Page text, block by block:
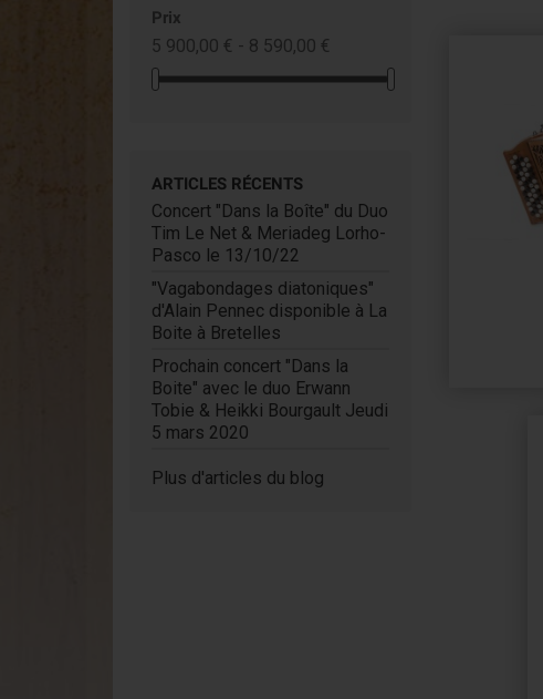
Prix
5 900,00 € - 8 590,00 €
ARTICLES RÉCENTS
Concert "Dans la Boîte" du Duo
Tim Le Net & Meriadeg Lorho-
Pasco le 13/10/22
"Vagabondages diatoniques"
d'Alain Pennec disponible à La
Boite à Bretelles
Prochain concert "Dans la
Boite" avec le duo Erwann
Tobie & Heikki Bourgault Jeudi
5 mars 2020
Plus d'articles du blog